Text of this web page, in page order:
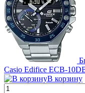
Casio Edifice ECB-
В корзину